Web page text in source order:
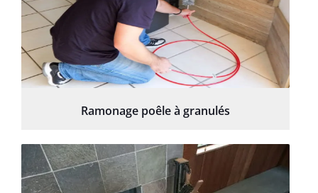
Ramonage poêle à granulés